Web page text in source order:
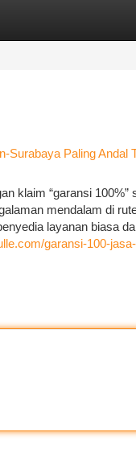
Surabaya Paling Andal
klaim “garansi
mendalam di
layanan biasa
garansi-100-